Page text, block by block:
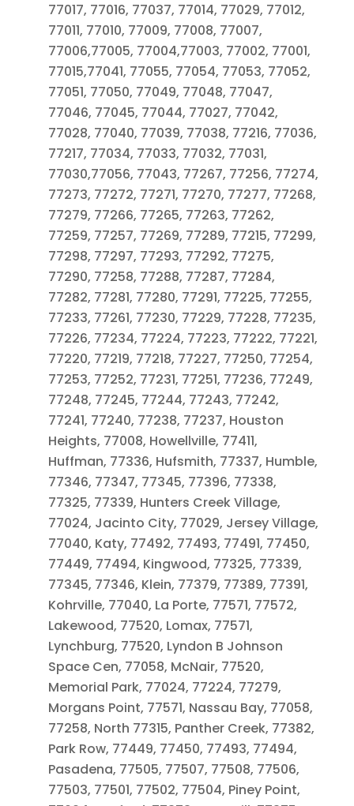
77017, 77016, 77037, 77014, 77029, 77012,
77011, 77010, 77009, 77008, 77007,
77006,77005, 77004,77003, 77002, 77001,
77015,77041, 77055, 77054, 77053, 77052,
77051, 77050, 77049, 77048, 77047,
77046, 77045, 77044, 77027, 77042,
77028, 77040, 77039, 77038, 77216, 77036,
77217, 77034, 77033, 77032, 77031,
77030,77056, 77043, 77267, 77256, 77274,
77273, 77272, 77271, 77270, 77277, 77268,
77279, 77266, 77265, 77263, 77262,
77259, 77257, 77269, 77289, 77215, 77299,
77298, 77297, 77293, 77292, 77275,
77290, 77258, 77288, 77287, 77284,
77282, 77281, 77280, 77291, 77225, 77255,
77233, 77261, 77230, 77229, 77228, 77235,
77226, 77234, 77224, 77223, 77222, 77221,
77220, 77219, 77218, 77227, 77250, 77254,
77253, 77252, 77231, 77251, 77236, 77249,
77248, 77245, 77244, 77243, 77242,
77241, 77240, 77238, 77237, Houston
Heights, 77008, Howellville, 77411,
Huffman, 77336, Hufsmith, 77337, Humble,
77346, 77347, 77345, 77396, 77338,
77325, 77339, Hunters Creek Village,
77024, Jacinto City, 77029, Jersey Village,
77040, Katy, 77492, 77493, 77491, 77450,
77449, 77494, Kingwood, 77325, 77339,
77345, 77346, Klein, 77379, 77389, 77391,
Kohrville, 77040, La Porte, 77571, 77572,
Lakewood, 77520, Lomax, 77571,
Lynchburg, 77520, Lyndon B Johnson
Space Cen, 77058, McNair, 77520,
Memorial Park, 77024, 77224, 77279,
Morgans Point, 77571, Nassau Bay, 77058,
77258, North 77315, Panther Creek, 77382,
Park Row, 77449, 77450, 77493, 77494,
Pasadena, 77505, 77507, 77508, 77506,
77503, 77501, 77502, 77504, Piney Point,